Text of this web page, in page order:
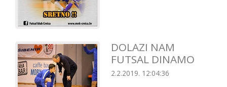
DOLAZI NAM
FUTSAL DINAMO
2.2.2019. 12:04:36